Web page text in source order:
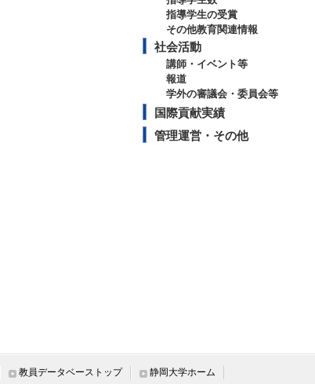
指導学生の受賞
その他教育関連情報
社会活動
講師・イベント等
報道
学外の審議会・委員会等
国際貢献実績
管理運営・その他
教員データベーストップ 静岡大学ホーム